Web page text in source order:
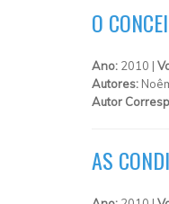
O
Ano: 2010 |
Autores:
Autor
AS